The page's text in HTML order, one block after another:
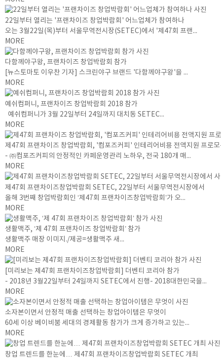
22일부터 열리는 '프랜차이즈 창업박람회' 어느업체가 참여하나
오는 3월22일(목)부터 서울무역전시장(SETEC)에서 '제47회 프랜...
MORE
다함께야구왕, 프랜차이즈 창업박람회 참가
[뉴스토마토 이우찬 기자] 스크린야구 브랜드 '다함께야구왕'을 ...
MORE
예쉬컴퍼니, 프랜차이즈 창업박람회 2018 참가
예쉬컴퍼니가 3월 22일부터 24일까지 대치동 SETEC...
MORE
제47회 프랜차이즈 창업박람회, '컴포즈커피' 인테리어비용 전액지원 프로
- ㈜컴포즈커피의 안정적인 카페운영관리 노하우, 전국 180개 매...
MORE
제47회 프랜차이즈창업박람회 SETEC, 22일부터 서울무역전시장에서
올해 3번째 창업박람회인 ‘제47회 프랜차이즈창업박람회’가 오...
MORE
생활맥주, ‘제 47회 프랜차이즈 창업박람회’ 참가
생활맥주 매장 이미지./제공=생활맥주 새...
MORE
[미리보는 제47회 프랜차이즈창업박람회] 더벤티 코리아 참가
- 2018년 3월22일부터 24일까지 SETEC에서 진행- 2018대한민국을...
MORE
소자본이면서 안정적 매출 선택하는 창업아이템은 무엇이
60세 이상 베이비붐 세대의 경제활동 참가가 크게 증가하고 있는...
MORE
창업 트렌드를 한눈에… 제47회 프랜차이즈창업박람회 SETEC 개최